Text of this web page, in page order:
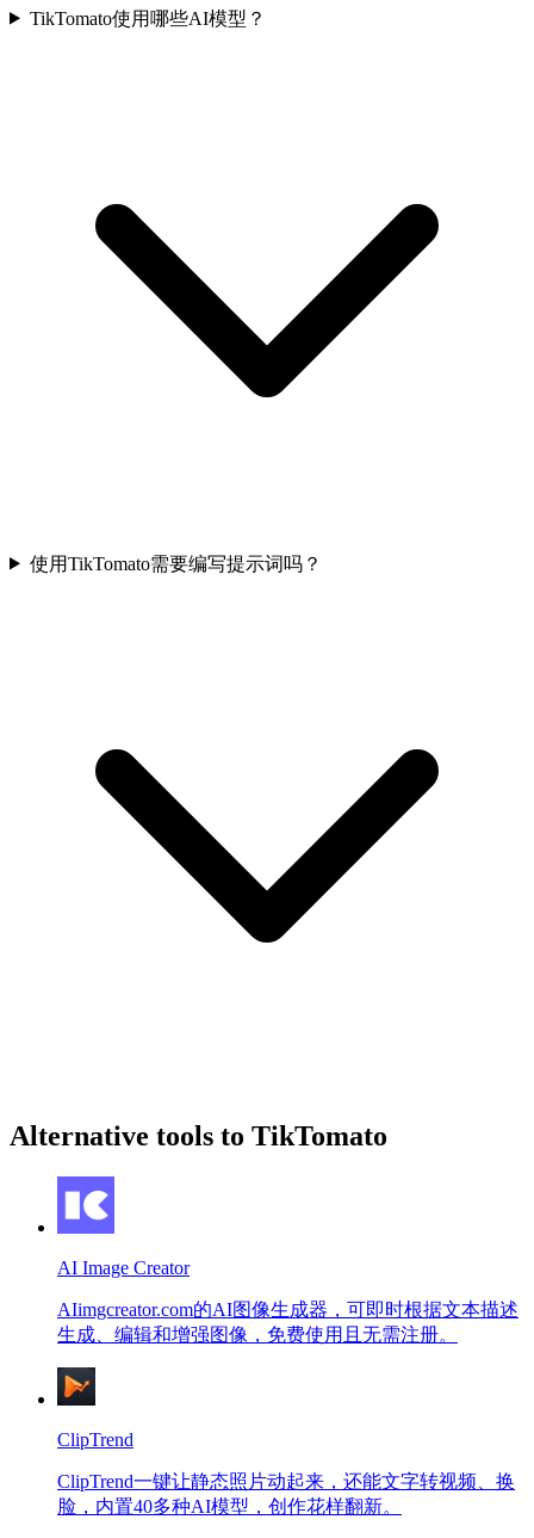
TikTomato使用哪些AI模型？
使用TikTomato需要编写提示词吗？
Alternative tools to TikTomato
AI Image Creator
AIimgcreator.com的AI图像生成器，可即时根据文本描述
生成、编辑和增强图像，免费使用且无需注册。
ClipTrend
ClipTrend一键让静态照片动起来，还能文字转视频、换
脸，内置40多种AI模型，创作花样翻新。